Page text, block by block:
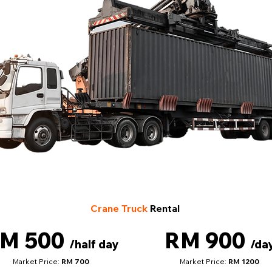
Crane Truck Rental
RM 900 /
Market Price: RM 1200
500 /half day
Market Price: RM 700